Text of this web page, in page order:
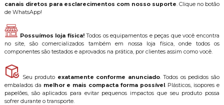
canais diretos para esclarecimentos com nosso suporte. Clique no botão
de WhatsApp!
Possuímos loja física!Todos os equipamentos e peças que você encontra
no site, são comercializados também em nossa loja física, onde todos os
componentes são testados e aprovados na prática, por clientes assim como você.
Seu produto exatamente conforme anunciado. Todos os pedidos são
embalados da melhor e mais compacta forma possível. Plásticos, isopores e
papelões, são aplicados para evitar pequenos impactos que seu produto possa
sofrer durante o transporte.